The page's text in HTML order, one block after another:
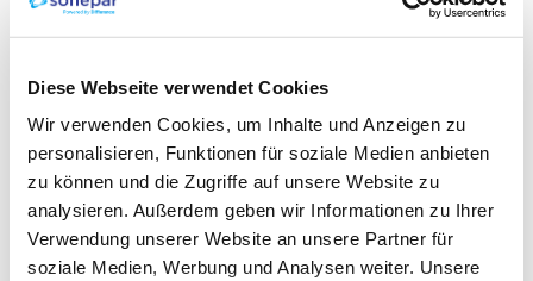
Diese Webseite verwendet Cookies
Wir verwenden Cookies, um Inhalte und Anzeigen zu
personalisieren, Funktionen für soziale Medien anbieten
zu können und die Zugriffe auf unsere Website zu
analysieren. Außerdem geben wir Informationen zu Ihrer
Verwendung unserer Website an unsere Partner für
soziale Medien, Werbung und Analysen weiter. Unsere